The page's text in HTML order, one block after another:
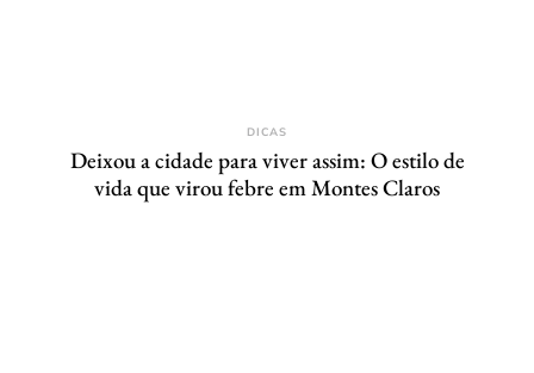
DICAS
Deixou a cidade para viver assim: O estilo de
vida que virou febre em Montes Claros